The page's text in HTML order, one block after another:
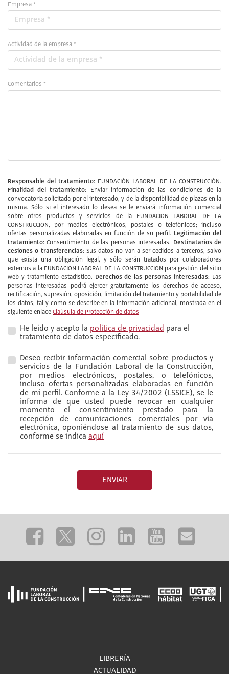
Empresa *
Actividad de la empresa *
Comentarios *
Responsable del tratamiento: FUNDACIÓN LABORAL DE LA CONSTRUCCIÓN.
Finalidad del tratamiento:
Enviar información de las condiciones de la
convocatoria solicitada por el interesado, y de la disponibilidad de plazas en la
misma. Sólo si el interesado lo desea se le enviará información comercial
sobre otros productos y servicios de la FUNDACION LABORAL DE LA
CONSTRUCCION, por medios electrónicos, postales o telefónicos; incluso
ofertas personalizadas elaboradas en función de su perfil. Legitimación del
tratamiento: Consentimiento de las personas interesadas. Destinatarios de
cesiones o transferencias: Sus datos no van a ser cedidos a terceros, salvo
que exista una obligación legal, y sólo serán tratados por colaboradores
externos a la FUNDACION LABORAL DE LA CONSTRUCCION para gestión del sitio
web y tratamiento estadístico. Derechos de las personas interesadas: Las
personas interesadas podrá ejercer gratuitamente los derechos de acceso,
rectificación, supresión, oposición, limitación del tratamiento y portabilidad de
los datos, tal y como se describe en la información adicional, mostrada en el
siguiente enlace Claúsula de Protección de datos
He leído y acepto la política de privacidad para el
tratamiento de datos especificado.
Deseo recibir información comercial sobre productos y
servicios de la Fundación Laboral de la Construcción,
por medios electrónicos, postales, o telefónicos,
incluso ofertas personalizadas elaboradas en función
de mi perfil. Conforme a la Ley 34/2002 (LSSICE), se le
informa de que usted puede revocar en cualquier
momento el consentimiento prestado para la
recepción de comunicaciones comerciales por vía
electrónica, oponiéndose al tratamiento de sus datos,
conforme se indica aquí
ENVIAR
LIBRERÍA
ACTUALIDAD